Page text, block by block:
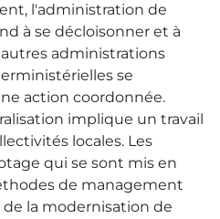
l'administration de
à se décloisonner et à
administrations
se
action coordonnée.
implique un travail
locales. Les
qui se sont mis en
de management
la modernisation de